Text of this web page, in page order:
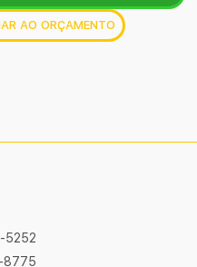
AO ORÇAMENTO
5252
8775